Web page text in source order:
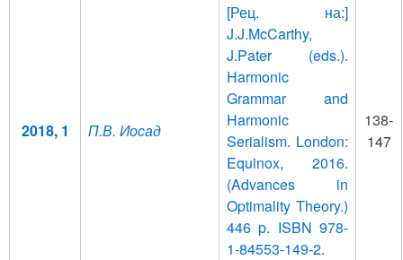
2018, 1 П.В. Иосад
[Рец. на:]
J.J.McCarthy,
J.Pater (eds.).
Harmonic
Grammar and
Harmonic
Serialism. London:
Equinox, 2016.
(Advances in
Optimality Theory.)
446 p. ISBN 978-
1-84553-149-2.
138-
147